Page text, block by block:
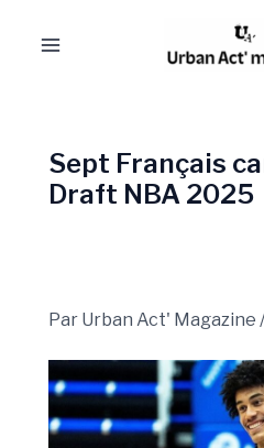
Sept Français
Draft NBA 2025
Par Urban Act' Magazine
des